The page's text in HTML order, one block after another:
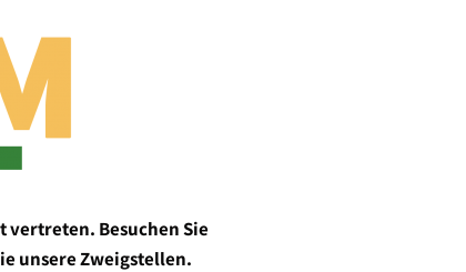
Besuchen Sie
unsere Zweigstellen.